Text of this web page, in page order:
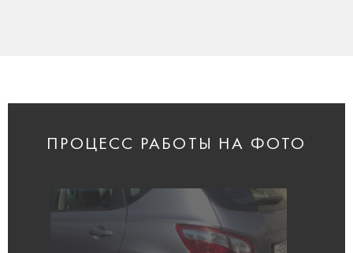
ПРОЦЕСС РАБОТЫ НА ФОТО